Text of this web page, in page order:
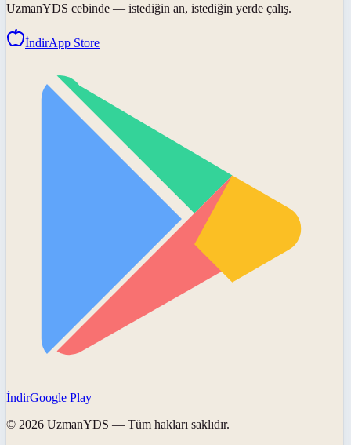
UzmanYDS cebinde — istediğin an, istediğin yerde çalış.
İndirApp Store
İndirGoogle Play
© 2026 UzmanYDS — Tüm hakları saklıdır.